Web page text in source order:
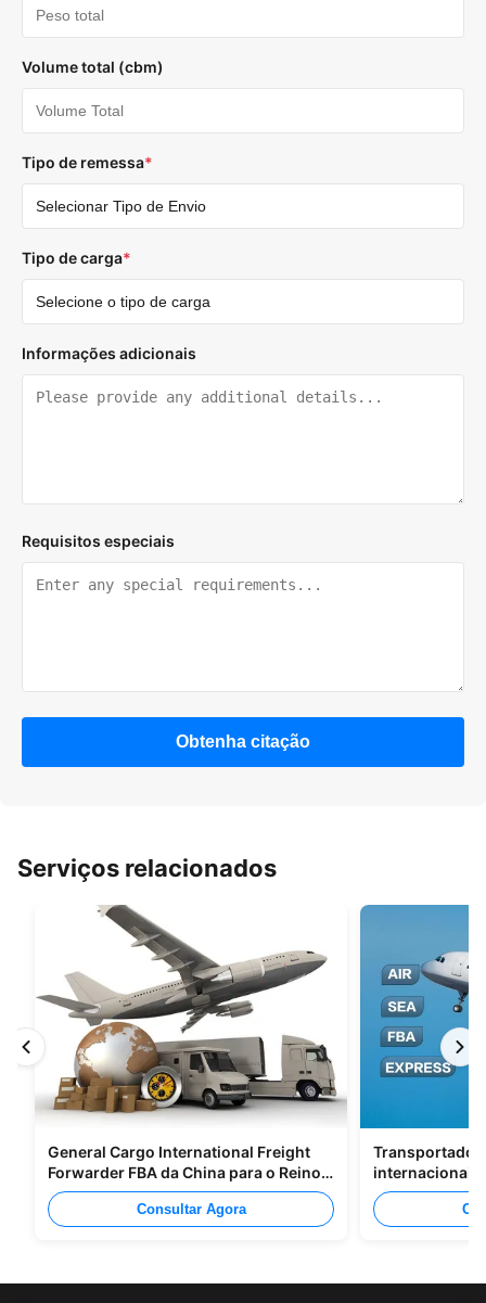
Volume total (cbm)
Tipo de remessa*
Tipo de carga*
Informações adicionais
Requisitos especiais
Obtenha citação
Serviços relacionados
General Cargo International Freight
Forwarder FBA da China para o Reino
Unido Itália Portugal
Consultar Agora
internacionais
Shenzhen